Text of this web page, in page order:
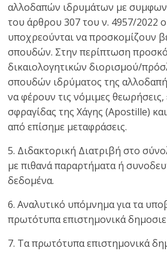
αλλοδαπών ιδρυμάτων με
του άρθρου 307 του ν. 4957/2022
υποχρεούνται να προσκομίζουν
σπουδών. Στην περίπτωση
δικαιολογητικών διορισμού/
σπουδών ιδρύματος της
να φέρουν τις νόμιμες
σφραγίδας της Χάγης (Αpostille)
από επίσημε μεταφράσεις.
5. Διδακτορική Διατριβή στο
με πιθανά παραρτήματα ή
δεδομένα.
6. Αναλυτικό υπόμνημα για τα
πρωτότυπα επιστημονικά
7. Τα πρωτότυπα επιστημονικά